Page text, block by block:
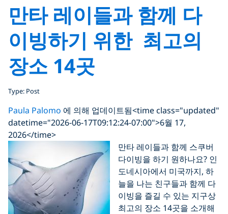
만타 레이들과 함께 다
이빙하기 위한 최고의
장소 14곳
Type: Post
Paula Palomo 에 의해 업데이트됨<time class="updated"
datetime="2026-06-17T09:12:24-07:00">6월 17,
2026</time>
만타 레이들과 함께 스쿠버
다이빙을 하기 원하나요? 인
도네시아에서 미국까지, 하
늘을 나는 친구들과 함께 다
이빙을 즐길 수 있는 지구상
최고의 장소 14곳을 소개해